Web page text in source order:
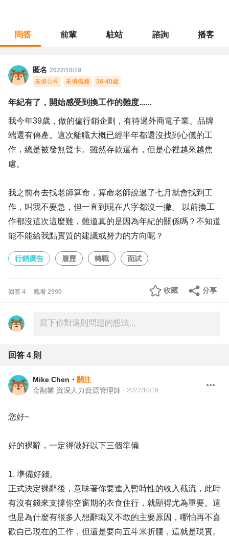
問答 前輩 駐站 諮詢 播客
匿名 2022/10/19
未填公司
未填職務 36-40歲
年紀有了，開始感受到換工作的難度......
我今年39歲，做的偏行銷企劃，有待過外商電子業、品牌
端還有傳產。這次離職大概已經半年都還沒找到心儀的工
作，總是被發無聲卡。雖然存款還有，但是心裡越來越焦
慮。
我之前有去找老師算命，算命老師說過了七月就會找到工
作，叫我不要急，但一直到現在八字都沒一撇。 以前換工
作都沒這次這麼難，難道真的是因為年紀的關係嗎？不知道
能不能給我點實質的建議或努力的方向呢？
行銷廣告 履歷 轉職 面試
回答 4 觀看 2990 分享
收藏
回答 4 則
Mike Chen ・ 關注
金融業 資深人力資源管理師 ・ 2022/10/19
您好~
好的裸辭，一定得做好以下三個準備
1. 準備好錢。
正式決定裸辭後，意味著你要進入暫時性的收入截流，此時
有沒有錢來支撐你空窗期的衣食住行，就顯得尤為重要。這
也是為什麼有很多人想辭職又不敢的主要原因，哪怕再不喜
歡自己現在的工作，但還是要向五斗米折腰，這就是現實。